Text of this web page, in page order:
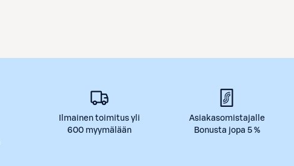
Ilmainen toimitus yli
600 myymälään
Asiakasomistajalle
Bonusta jopa 5 %